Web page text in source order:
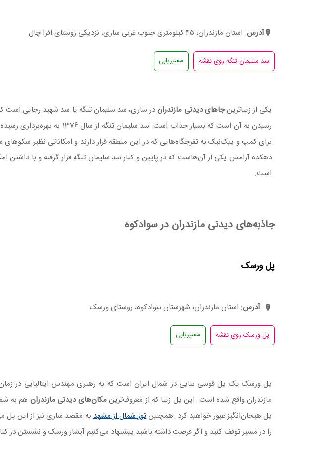
آدرس: استان مازندران، ۴۵ کیلومتری جنوب غربی ساری، نزدیکی روستای افرا چال
مسیریابی
یکی از زیباترینجاهای دیدنی مازندران
رسیدن به آن است که بسیار
برای کمپ و پیک‌نیک به تفرجگاه‌هایی که در این منطقه قرار دارند و امکاناتی نظیر سکوهای
دهکده آرامش یکی از آن‌هاست که در پایین و کنار سد سلیمان تنگه قرار گرفته و با داشتن
است.
جاذبه‌های دیدنی مازندران در سوادکوه
پل ورسک
آدرس: استان مازندران، شهرستان سوادکوه، روستای ورسک
مسیریابی
پل ورسک یک پل قوسی بنایی در شمال ایران است که به رهبری مهندس ایتالیایی در
مازندران واقع شده است. این پل زیبا که از معروف‌ترینمکان‌های دیدنی مازندران هم به
پل هیجان‌انگیز عبور خواهید کرد. همچنینتور شمال از مشهدبه مقصد ساری نیز از این پل
را در مسیر توقف کنید و اگر فرصت داشته باشید پیشنهاد می‌کنیم آبشار ورسک و نشستن در